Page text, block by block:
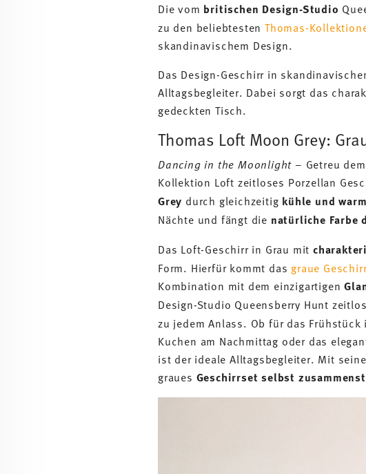
Die vom britischen Design-Studio
zu den beliebtestenThomas-
skandinavischem Design.
Das Design-Geschirr in
Alltagsbegleiter. Dabei sorgt das
gedeckten Tisch.
Thomas Loft Moon Grey:
Dancing in the Moonlight – Getreu
Kollektion Loft zeitloses Porzellan
Grey durch gleichzeitig kühle und
Nächte und fängt die natürliche Farbe
Das Loft-Geschirr in Grau mit
Form. Hierfür kommt das graue
Kombination mit dem einzigartigen
Design-Studio Queensberry Hunt
zu jedem Anlass. Ob für das
Kuchen am Nachmittag oder das
ist der ideale Alltagsbegleiter. Mit
graues Geschirrset selbst